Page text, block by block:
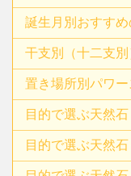
誕生月別おすす
干支別（十二支
置き場所別パワ
目的で選ぶ天然
目的で選ぶ天然